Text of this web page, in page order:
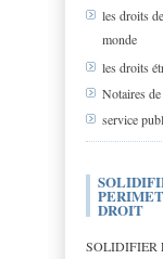
les droits
monde
les droits
Notaires
service
DROIT
SOLIDIFIER